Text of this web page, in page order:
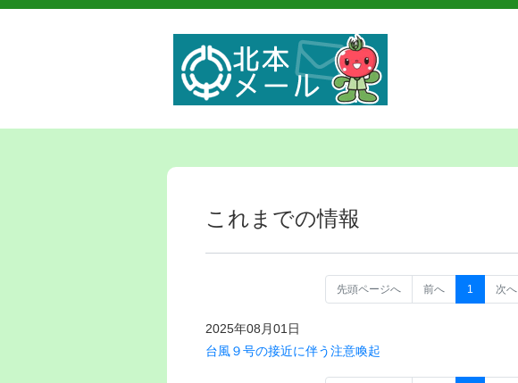
これまでの情報
先頭ページへ 前へ 1 次へ
2025年08月01日
台風９号の接近に伴う注意喚起